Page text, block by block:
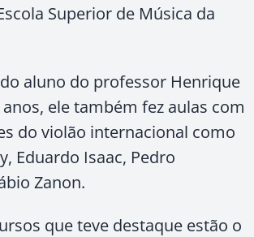
Superior de Música da
aluno do professor Henrique
ele também fez aulas com
do violão internacional como
Eduardo Isaac, Pedro
Zanon.
que teve destaque estão o